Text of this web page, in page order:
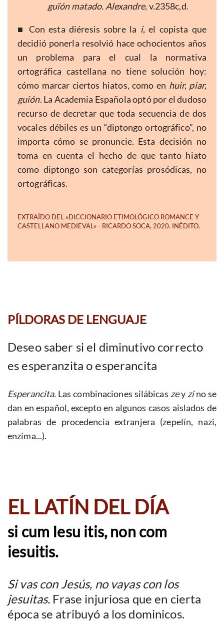
guïón matado. Alexandre, v.2358c,d.
■ Con esta diéresis sobre la i,el copista que
decidió ponerla resolvió hace ochocientos años
un problema para el cual la normativa
ortográfica castellana no tiene solución hoy:
cómo marcar ciertos hiatos, como en huir, piar,
guión. La Academia Española optó por el dudoso
recurso de decretar que toda secuencia de dos
vocales débiles es un “diptongo ortográfico”, no
importa cómo se pronuncie. Esta decisión no
toma en cuenta el hecho de que tanto hiato
como diptongo son categorías prosódicas, no
ortográficas.
PÍLDORAS DE LENGUAJE
Deseo saber si el diminutivo correcto
es esperanzita o esperancita
Esperancita. Las combinaciones silábicas zey zino se
dan en español, excepto en algunos casos aislados de
palabras de procedencia extranjera (zepelín, nazi,
enzima...).
EL LATÍN DEL DÍA
si cum Iesu itis, non com
iesuitis.
Si vas con Jesús, no vayas con los
jesuitas. Frase injuriosa que en cierta
época se atribuyó a los dominicos.